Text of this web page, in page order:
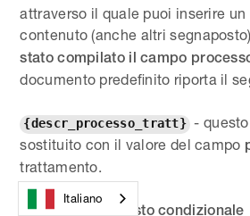
attraverso il quale puoi inserire un
contenuto (anche altri segnaposto)
stato compilato il campo
documento predefinito riporta il
{descr_processo_tratt} -
sostituito con il valore del campo
trattamento.
Uso del segnaposto condizionale
Italiano